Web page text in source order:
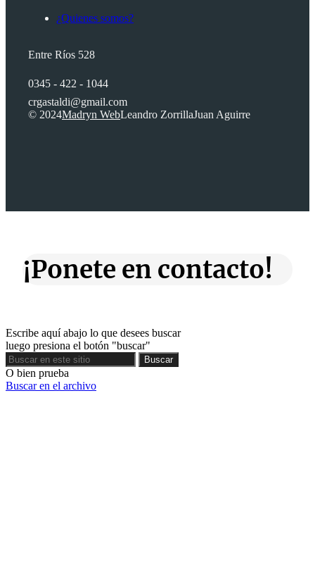
¿Quienes somos?
Entre Ríos 528
0345 - 422 - 1044
crgastaldi@gmail.com
© 2024Madryn WebLeandro ZorrillaJuan Aguirre
¡Ponete en contacto!
Escribe aquí abajo lo que desees buscar
luego presiona el botón "buscar"
Buscar
Buscar
O bien prueba
Buscar en el archivo